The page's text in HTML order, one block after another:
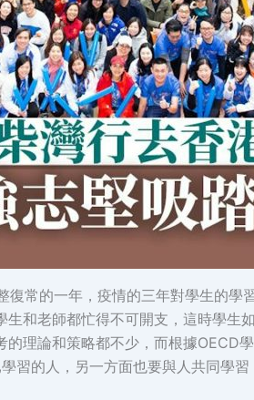
常的一年，疫情的三年對學生的學
和老師都忙得不可開支，這時學生
理論和策略都不少，而根據
的人，另一方面也要與人共同學